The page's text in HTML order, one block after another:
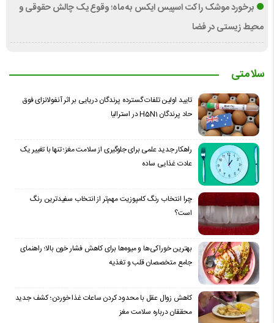
برخورد موشک راکت اسپیس ایکس به ماه؛ وقوع یک چالش حقوقی و
محیط زیستی در فضا
سلامتی
تایید اولین تلفات گسترده پرندگان دریایی بر اثر آنفولانزای فوق
حاد پرندگان H5N1 در استرالیا
راهکار جدید علمی برای جلوگیری از سلامت مغز؛ تنها با تغییر یک
عادت غذایی ساده
چرا انتخاب رنگ کامپوزیت مهم‌تر از انتخاب سفیدترین رنگ
است؟
بهترین خوراکی‌ها و میوه‌ها برای کاهش فشار خون بالا؛ راهنمای
جامع متخصصان قلب و تغذیه
کاهش زوال عقل با محدود کردن ساعات غذا خوردن؛ کشف جدید
محققان درباره سلامت مغز